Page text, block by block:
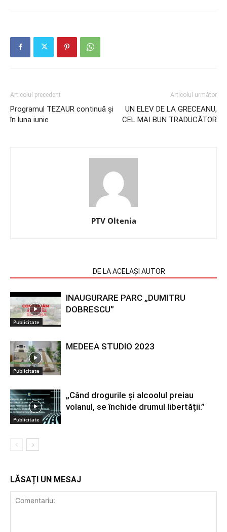
Articolul precedent
Programul TEZAUR continuă și
în luna iunie
Articolul următor
UN ELEV DE LA GRECEANU,
CEL MAI BUN TRADUCĂTOR
PTV Oltenia
DE LA ACELAȘI AUTOR
Publicitate
INAUGURARE PARC „DUMITRU
DOBRESCU”
Publicitate
MEDEEA STUDIO 2023
Publicitate
„Când drogurile și alcoolul preiau
volanul, se închide drumul libertății.”
LĂSAȚI UN MESAJ